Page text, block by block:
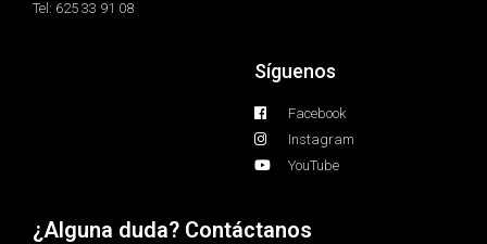
Tel: 625 33 91 08
Síguenos
Facebook
Instagram
YouTube
¿Alguna duda? Contáctanos